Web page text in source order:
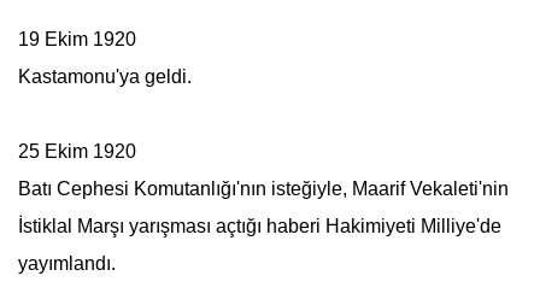
19 Ekim 1920
Kastamonu'ya geldi.
25 Ekim 1920
Batı Cephesi Komutanlığı'nın isteğiyle, Maarif Vekaleti'nin
İstiklal Marşı yarışması açtığı haberi Hakimiyeti Milliye'de
yayımlandı.